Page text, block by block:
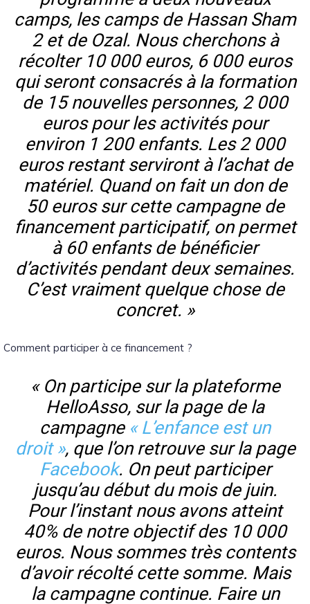
camps, les camps de Hassan Sham
2 et de Ozal. Nous cherchons à
récolter 10 000 euros, 6 000 euros
qui seront consacrés à la formation
de 15 nouvelles personnes, 2 000
euros pour les activités pour
environ 1 200 enfants. Les 2 000
euros restant serviront à l’achat de
matériel. Quand on fait un don de
50 euros sur cette campagne de
financement participatif, on permet
à 60 enfants de bénéficier
d’activités pendant deux semaines.
C’est vraiment quelque chose de
concret. »
Comment participer à ce financement ?
« On participe sur la plateforme
HelloAsso, sur la page de la
campagne « L’enfance est un
droit », que l’on retrouve sur la page
Facebook. On peut participer
jusqu’au début du mois de juin.
Pour l’instant nous avons atteint
40% de notre objectif des 10 000
euros. Nous sommes très contents
d’avoir récolté cette somme. Mais
la campagne continue. Faire un